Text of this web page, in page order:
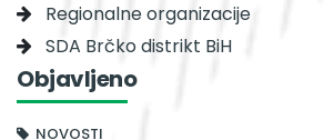
Regionalne organizacije
SDA Brčko distrikt BiH
Objavljeno
NOVOSTI